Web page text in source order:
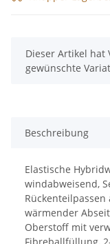
x
Dieser Artikel hat
gewünschte
Beschreibung
Elastische
windabweisend,
wärmender
Oberstoff mit